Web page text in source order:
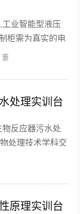
业智能型液压
柜需为真实的电
三相五线
董
处理实训台
反应器污水处
处理技术学科交
技术研究和应用
原理实训台